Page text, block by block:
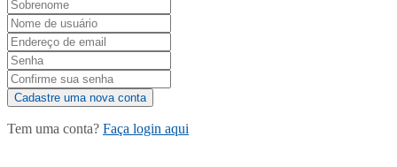
Tem uma conta? Faça login aqui